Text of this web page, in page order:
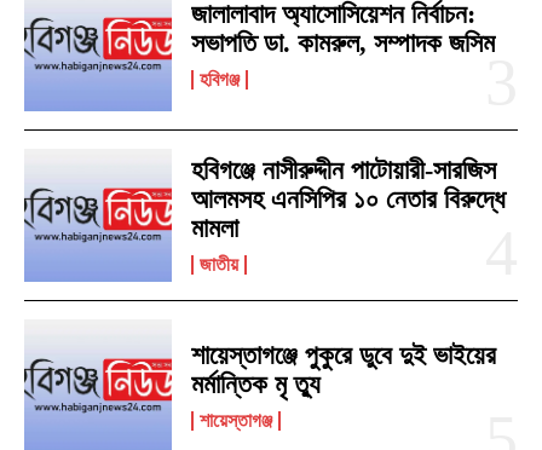
জালালাবাদ অ্যাসোসিয়েশন নির্বাচন:
সভাপতি ডা. কামরুল, সম্পাদক জসিম
হবিগঞ্জ
হবিগঞ্জে নাসীরুদ্দীন পাটোয়ারী-সারজিস
আলমসহ এনসিপির ১০ নেতার বিরুদ্ধে
মামলা
জাতীয়
শায়েস্তাগঞ্জে পুকুরে ডুবে দুই ভাইয়ের
মর্মান্তিক মৃ ত্যু
শায়েস্তাগঞ্জ